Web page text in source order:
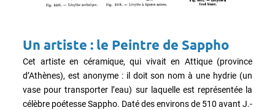
Un artiste : le Peintre de Sappho
Cet artiste en céramique, qui vivait en Attique (province
d’Athènes), est anonyme : il doit son nom à une hydrie (un
vase pour transporter l’eau) sur laquelle est représentée la
célèbre poétesse Sappho. Daté des environs de 510 avant J.-